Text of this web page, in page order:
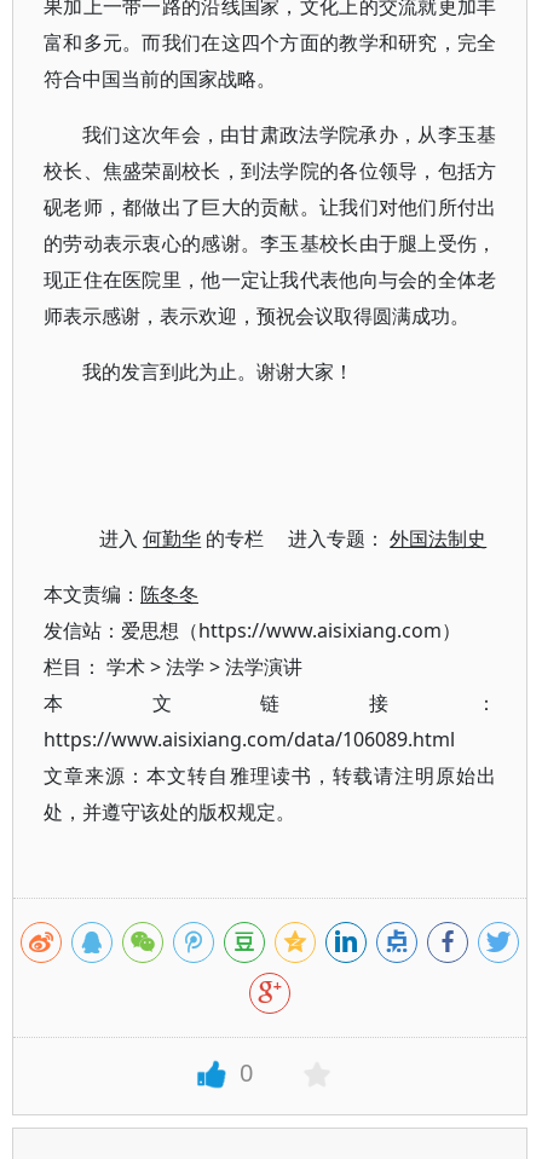
果加上一带一路的沿线国家，文化上的交流就更加丰
富和多元。而我们在这四个方面的教学和研究，完全
符合中国当前的国家战略。
我们这次年会，由甘肃政法学院承办，从李玉基
校长、焦盛荣副校长，到法学院的各位领导，包括方
砚老师，都做出了巨大的贡献。让我们对他们所付出
的劳动表示衷心的感谢。李玉基校长由于腿上受伤，
现正住在医院里，他一定让我代表他向与会的全体老
师表示感谢，表示欢迎，预祝会议取得圆满成功。
我的发言到此为止。谢谢大家！
进入何勤华 的专栏 进入专题：外国法制史
本文责编： 陈冬冬
发信站：爱思想（https://www.aisixiang.com）
栏目： 学术>法学 >法学演讲
本文链接：
https://www.aisixiang.com/data/106089.html
文章来源：本文转自雅理读书，转载请注明原始出
处，并遵守该处的版权规定。
0